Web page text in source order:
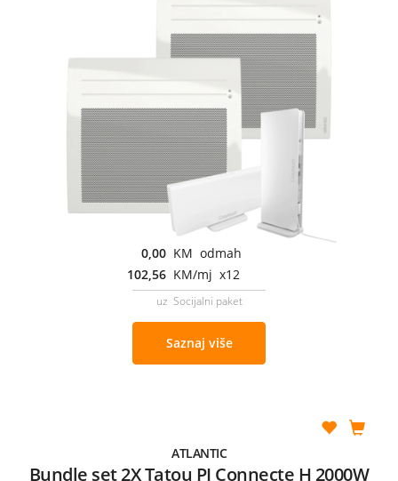
0,00 KM odmah
102,56 KM/mj x12
uz Socijalni paket
Saznaj više
ATLANTIC
Bundle set 2X Tatou PI Connecte H 2000W